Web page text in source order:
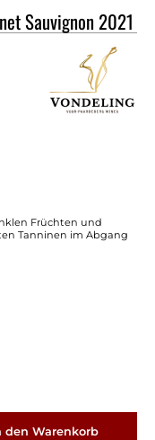
Sauvignon 2021
Früchten und
Tanninen im Abgang
den Warenkorb